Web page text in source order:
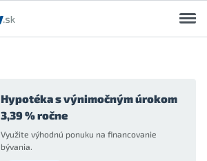
Hypotéka s výnimočným úrokom
3,39 % ročne
Využite výhodnú ponuku na financovanie
bývania.